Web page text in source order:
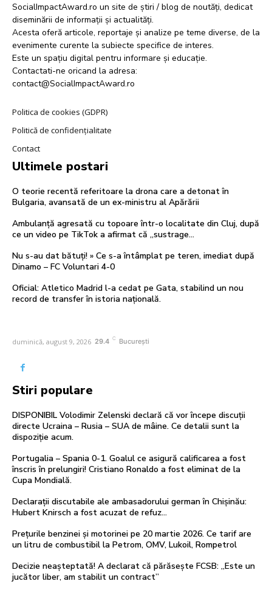
SocialImpactAward.ro un site de știri / blog de noutăți, dedicat
diseminării de informații și actualități.
Acesta oferă articole, reportaje și analize pe teme diverse, de la
evenimente curente la subiecte specifice de interes.
Este un spațiu digital pentru informare și educație.
Contactati-ne oricand la adresa:
contact@SocialImpactAward.ro
Politica de cookies (GDPR)
Politică de confidențialitate
Contact
Ultimele postari
O teorie recentă referitoare la drona care a detonat în
Bulgaria, avansată de un ex-ministru al Apărării
Ambulanță agresată cu topoare într-o localitate din Cluj, după
ce un video pe TikTok a afirmat că „sustrage…
Nu s-au dat bătuți! » Ce s-a întâmplat pe teren, imediat după
Dinamo – FC Voluntari 4-0
Oficial: Atletico Madrid l-a cedat pe Gata, stabilind un nou
record de transfer în istoria națională.
duminică, august 9, 2026 29.4 C București
Stiri populare
DISPONIBIL Volodimir Zelenski declară că vor începe discuții
directe Ucraina – Rusia – SUA de mâine. Ce detalii sunt la
dispoziție acum.
Portugalia – Spania 0-1. Goalul ce asigură calificarea a fost
înscris în prelungiri! Cristiano Ronaldo a fost eliminat de la
Cupa Mondială.
Declarații discutabile ale ambasadorului german în Chișinău:
Hubert Knirsch a fost acuzat de refuz…
Prețurile benzinei și motorinei pe 20 martie 2026. Ce tarif are
un litru de combustibil la Petrom, OMV, Lukoil, Rompetrol
Decizie neașteptată! A declarat că părăsește FCSB: „Este un
jucător liber, am stabilit un contract”